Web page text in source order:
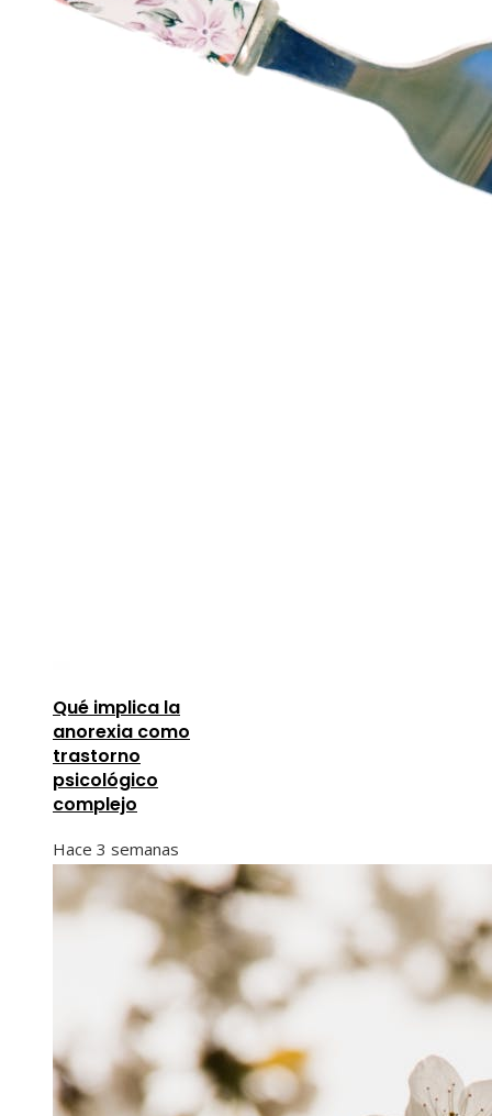
Qué implica la
anorexia como
trastorno
psicológico
complejo
Hace 3 semanas